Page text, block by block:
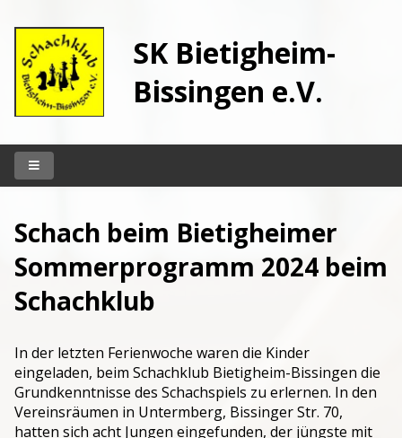
SK Bietigheim-
Bissingen e.V.
Unser Klub
Vereinslokal
Archiv
Berichte
Schach beim Bietigheimer
Sommerprogramm 2024 beim
Schachklub
In der letzten Ferienwoche waren die Kinder
eingeladen, beim Schachklub Bietigheim-Bissingen die
Grundkenntnisse des Schachspiels zu erlernen. In den
Vereinsräumen in Untermberg, Bissinger Str. 70,
hatten sich acht Jungen eingefunden, der jüngste mit